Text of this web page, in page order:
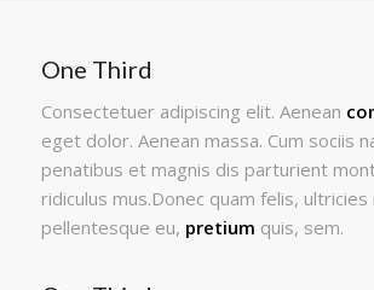
One Third
Consectetuer adipiscing elit. Aenean
eget dolor. Aenean massa. Cum sociis
penatibus et magnis dis parturient
ridiculus mus.Donec quam felis, ultricies
pellentesque eu, pretium quis, sem.